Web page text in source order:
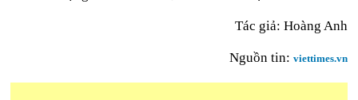
Tác giả: Hoàng Anh
Nguồn tin: viettimes.vn